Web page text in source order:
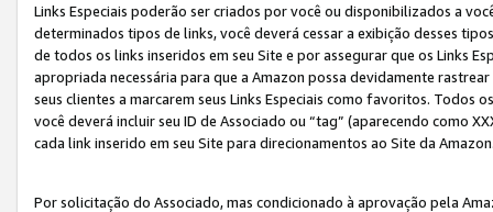
Links Especiais poderão ser criados por você ou disponibilizados a
determinados tipos de links, você deverá cessar a exibição desses
de todos os links inseridos em seu Site e por assegurar que os Links
apropriada necessária para que a Amazon possa devidamente
seus clientes a marcarem seus Links Especiais como favoritos. Todos
você deverá incluir seu ID de Associado ou “tag” (aparecendo como
cada link inserido em seu Site para direcionamentos ao Site da
Por solicitação do Associado, mas condicionado à aprovação pela